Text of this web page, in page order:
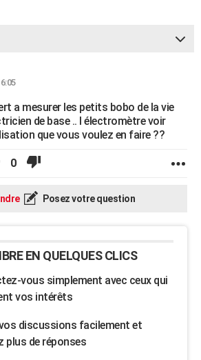
a mesurer les petits bobo de la vie
de base .. l électromètre voir
que vous voulez en faire ??
0
Posez votre question
EN QUELQUES CLICS
vous simplement avec ceux qui
vos intérêts
discussions facilement et
plus de réponses